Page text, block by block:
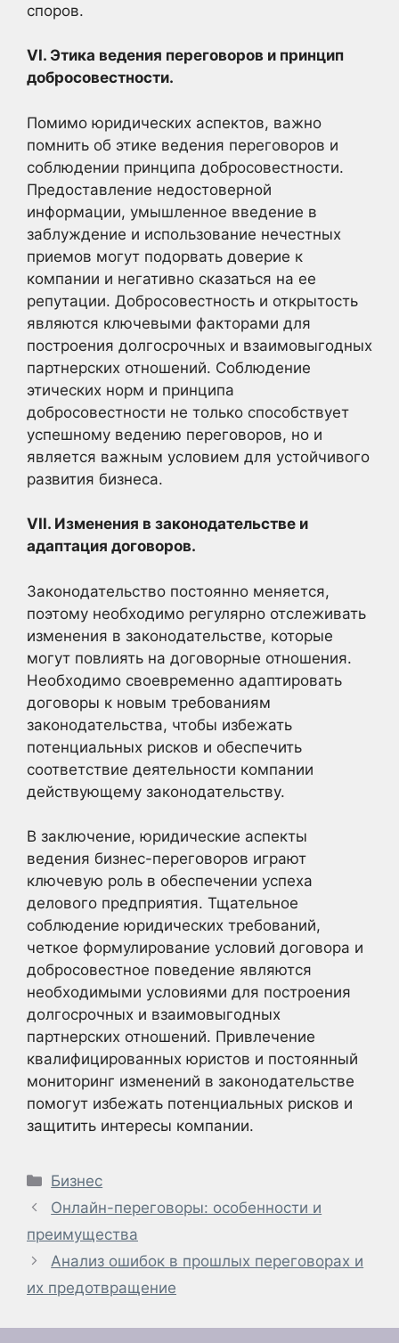
споров.
VI. Этика ведения переговоров и принцип
добросовестности.
Помимо юридических аспектов, важно
помнить об этике ведения переговоров и
соблюдении принципа добросовестности.
Предоставление недостоверной
информации, умышленное введение в
заблуждение и использование нечестных
приемов могут подорвать доверие к
компании и негативно сказаться на ее
репутации. Добросовестность и открытость
являются ключевыми факторами для
построения долгосрочных и взаимовыгодных
партнерских отношений. Соблюдение
этических норм и принципа
добросовестности не только способствует
успешному ведению переговоров, но и
является важным условием для устойчивого
развития бизнеса.
VII. Изменения в законодательстве и
адаптация договоров.
Законодательство постоянно меняется,
поэтому необходимо регулярно отслеживать
изменения в законодательстве, которые
могут повлиять на договорные отношения.
Необходимо своевременно адаптировать
договоры к новым требованиям
законодательства, чтобы избежать
потенциальных рисков и обеспечить
соответствие деятельности компании
действующему законодательству.
В заключение, юридические аспекты
ведения бизнес-переговоров играют
ключевую роль в обеспечении успеха
делового предприятия. Тщательное
соблюдение юридических требований,
четкое формулирование условий договора и
добросовестное поведение являются
необходимыми условиями для построения
долгосрочных и взаимовыгодных
партнерских отношений. Привлечение
квалифицированных юристов и постоянный
мониторинг изменений в законодательстве
помогут избежать потенциальных рисков и
защитить интересы компании.
Рубрики
Бизнес
Онлайн-переговоры: особенности и
преимущества
Анализ ошибок в прошлых переговорах и
их предотвращение